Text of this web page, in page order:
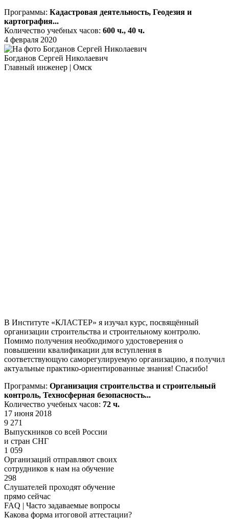
Программы: Кадастровая деятельность, Геодезия и
картография...
Количество учебных часов: 600 ч., 40 ч.
4 февраля 2020
Богданов Сергей Николаевич
Главный инженер | Омск
В Институте «КЛАСТЕР» я изучал курс, посвящённый
организации строительства и строительному контролю.
Помимо получения необходимого удостоверения о
повышении квалификации для вступления в
соответствующую саморегулируемую организацию, я получил
актуальные практико-ориентированные знания! Спасибо!
Программы: Организация строительства и строительный
контроль, Техносферная безопасность...
Количество учебных часов: 72 ч.
17 июня 2018
9 271
Выпускников со всей России
и стран СНГ
1 059
Организаций отправляют своих
сотрудников к нам на обучение
298
Слушателей проходят обучение
прямо сейчас
FAQ | Часто задаваемые вопросы
Какова форма итоговой аттестации?